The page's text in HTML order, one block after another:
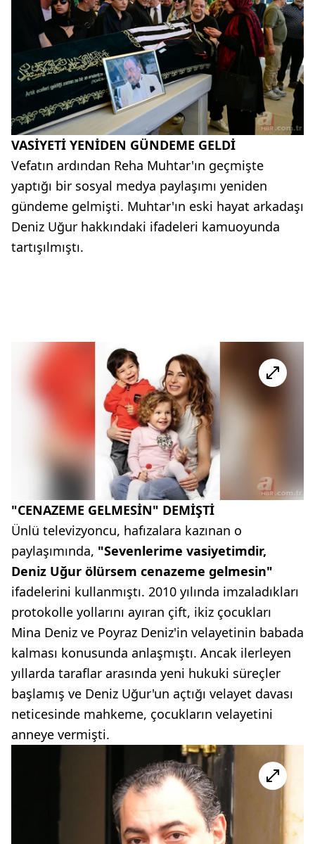
VASİYETİ YENİDEN GÜNDEME GELDİ
Vefatın ardından Reha Muhtar'ın geçmişte
yaptığı bir sosyal medya paylaşımı yeniden
gündeme gelmişti. Muhtar'ın eski hayat arkadaşı
Deniz Uğur hakkındaki ifadeleri kamuoyunda
tartışılmıştı.
"CENAZEME GELMESİN" DEMİŞTİ
Ünlü televizyoncu, hafızalara kazınan o
paylaşımında, "Sevenlerime vasiyetimdir,
Deniz Uğur ölürsem cenazeme gelmesin"
ifadelerini kullanmıştı. 2010 yılında imzaladıkları
protokolle yollarını ayıran çift, ikiz çocukları
Mina Deniz ve Poyraz Deniz'in velayetinin babada
kalması konusunda anlaşmıştı. Ancak ilerleyen
yıllarda taraflar arasında yeni hukuki süreçler
başlamış ve Deniz Uğur'un açtığı velayet davası
neticesinde mahkeme, çocukların velayetini
anneye vermişti.